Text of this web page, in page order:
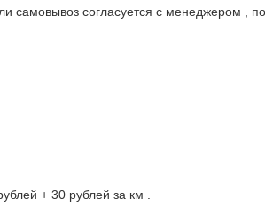
самовывоз согласуется с менеджером ,
+ 30 рублей за км .